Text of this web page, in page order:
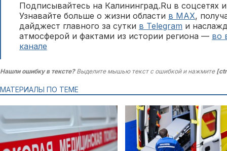
Подписывайтесь на Калининград.Ru в соцсетях
Узнавайте больше о жизни области в MAX,
дайджест главного за сутки в Telegram и
атмосферой и фактами из истории региона — во
канале
Нашли ошибку в тексте?Выделите мышью текст с ошибкой и нажмите
МАТЕРИАЛЫ ПО ТЕМЕ